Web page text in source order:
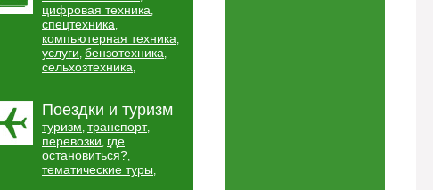
цифровая техника,
спецтехника,
компьютерная техника,
услуги, бензотехника,
сельхозтехника,
Поездки и туризм
туризм, транспорт,
перевозки, где
остановиться?,
тематические туры,